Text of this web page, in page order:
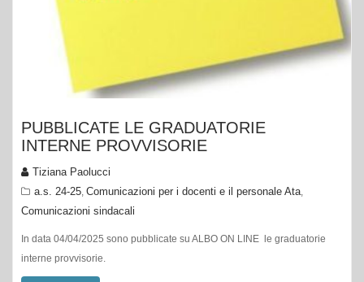
PUBBLICATE LE GRADUATORIE
INTERNE PROVVISORIE
Tiziana Paolucci
a.s. 24-25, Comunicazioni per i docenti e il personale Ata,
Comunicazioni sindacali
In data 04/04/2025 sono pubblicate su ALBO ON LINE le graduatorie
interne provvisorie.